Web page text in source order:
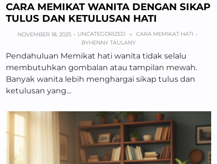
CARA MEMIKAT WANITA DENGAN SIKAP
TULUS DAN KETULUSAN HATI
NOVEMBER 18, 2025 UNCATEGORIZED + CARA MEMIKAT HATI
BYHENNY TAULANY
Pendahuluan Memikat hati wanita tidak selalu
membutuhkan gombalan atau tampilan mewah.
Banyak wanita lebih menghargai sikap tulus dan
ketulusan yang…